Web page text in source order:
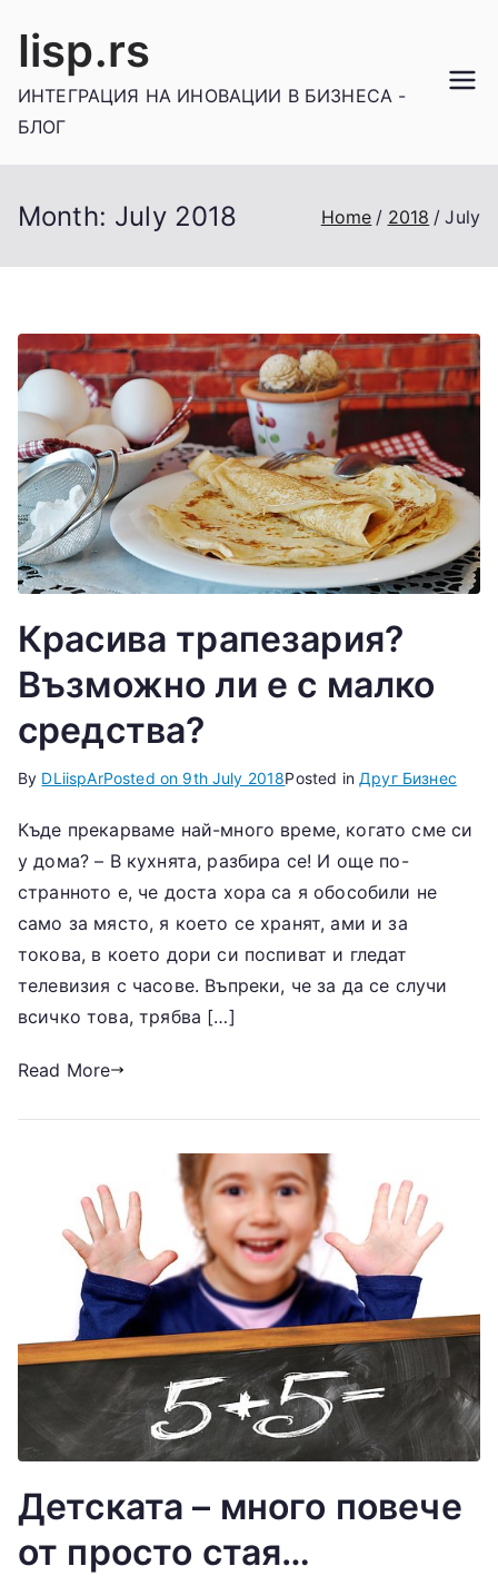
Iisp.rs
ИНТЕГРАЦИЯ НА ИНОВАЦИИ В БИЗНЕСА -
БЛОГ
Month: July 2018 Home 2018 July
Красива трапезария?
Възможно ли е с малко
средства?
By DLiispArPosted on 9th July 2018Posted in Друг Бизнес
Къде прекарваме най-много време, когато сме си
у дома? – В кухнята, разбира се! И още по-
странното е, че доста хора са я обособили не
само за място, я което се хранят, ами и за
токова, в което дори си поспиват и гледат
телевизия с часове. Въпреки, че за да се случи
всичко това, трябва […]
Read More
Детската – много повече
от просто стая…